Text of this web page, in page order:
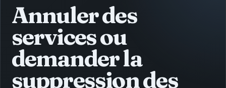
Annuler des
services ou
demander la
suppression des